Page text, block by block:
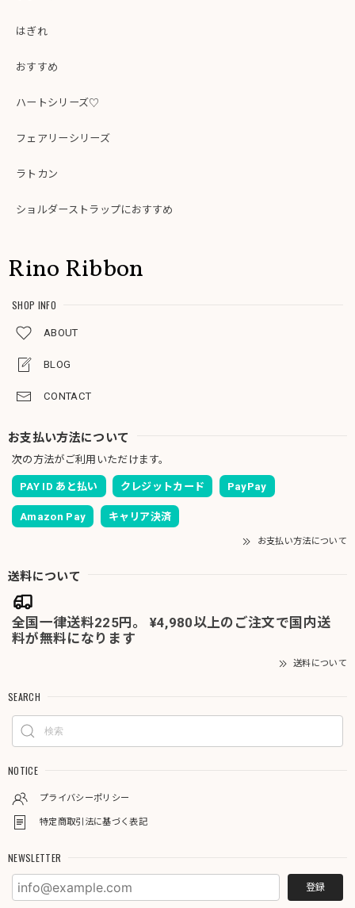
はぎれ
おすすめ
ハートシリーズ♡
フェアリーシリーズ
ラトカン
ショルダーストラップにおすすめ
Rino Ribbon
SHOP INFO
ABOUT
BLOG
CONTACT
お支払い方法について
次の方法がご利用いただけます。
PAY ID あと払い クレジットカード PayPay
Amazon Pay キャリア決済
お支払い方法について
送料について
全国一律送料225円。 ¥4,980以上のご注文で国内送
料が無料になります
送料について
SEARCH
NOTICE
プライバシーポリシー
特定商取引法に基づく表記
NEWSLETTER
登録